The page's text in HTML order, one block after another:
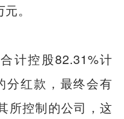
。
计控股82.31%计
分红款，最终会有
所控制的公司，这